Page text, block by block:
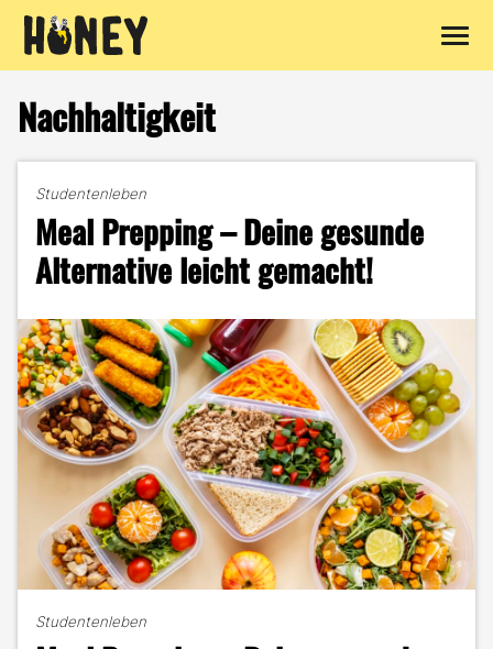
Inhalt
springen
Nachhaltigkeit
Studentenleben
Meal Prepping – Deine gesunde
Alternative leicht gemacht!
Studentenleben